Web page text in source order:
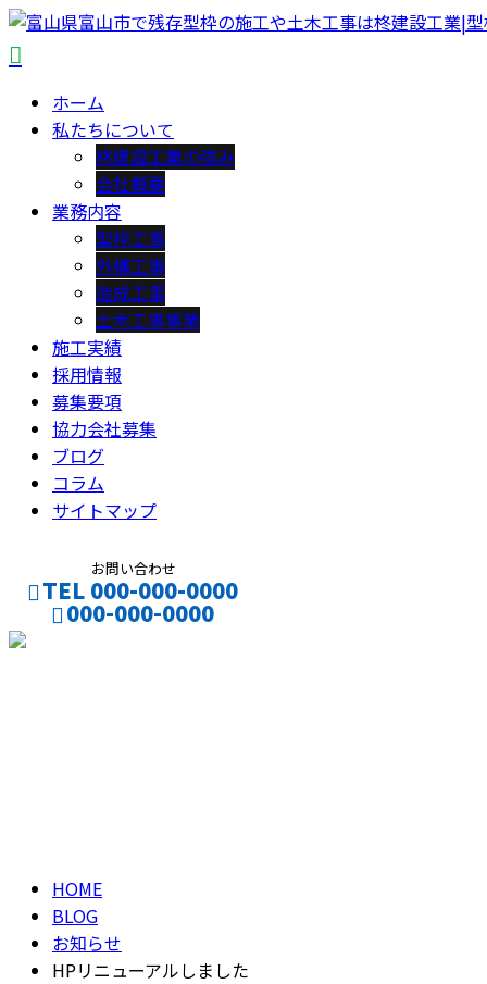
ホーム
私たちについて
柊建設工業の強み
会社概要
業務内容
型枠工事
外構工事
造成工事
土木工事事業
施工実績
採用情報
募集要項
協力会社募集
ブログ
コラム
サイトマップ
お問い合わせ
TEL 000-000-0000
000-000-0000
HOME
BLOG
お知らせ
HPリニューアルしました